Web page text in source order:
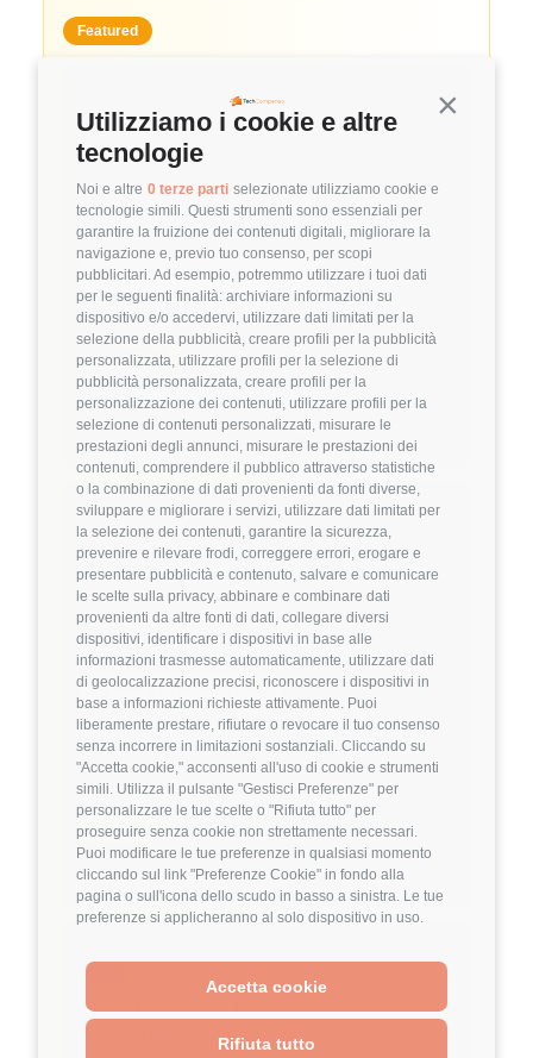
Continua
Utilizziamo i cookie e altre
tecnologie
Noi e altre 0 terze parti selezionate utilizziamo cookie e
tecnologie simili. Questi strumenti sono essenziali per
garantire la fruizione dei contenuti digitali, migliorare la
navigazione e, previo tuo consenso, per scopi
pubblicitari. Ad esempio, potremmo utilizzare i tuoi dati
per le seguenti finalità: archiviare informazioni su
dispositivo e/o accedervi, utilizzare dati limitati per la
selezione della pubblicità, creare profili per la pubblicità
personalizzata, utilizzare profili per la selezione di
pubblicità personalizzata, creare profili per la
personalizzazione dei contenuti, utilizzare profili per la
selezione di contenuti personalizzati, misurare le
prestazioni degli annunci, misurare le prestazioni dei
contenuti, comprendere il pubblico attraverso statistiche
o la combinazione di dati provenienti da fonti diverse,
sviluppare e migliorare i servizi, utilizzare dati limitati per
la selezione dei contenuti, garantire la sicurezza,
prevenire e rilevare frodi, correggere errori, erogare e
presentare pubblicità e contenuto, salvare e comunicare
le scelte sulla privacy, abbinare e combinare dati
provenienti da altre fonti di dati, collegare diversi
dispositivi, identificare i dispositivi in base alle
informazioni trasmesse automaticamente, utilizzare dati
di geolocalizzazione precisi, riconoscere i dispositivi in
base a informazioni richieste attivamente. Puoi
liberamente prestare, rifiutare o revocare il tuo consenso
senza incorrere in limitazioni sostanziali. Cliccando su
"Accetta cookie," acconsenti all'uso di cookie e strumenti
simili. Utilizza il pulsante "Gestisci Preferenze" per
personalizzare le tue scelte o "Rifiuta tutto" per
proseguire senza cookie non strettamente necessari.
Puoi modificare le tue preferenze in qualsiasi momento
cliccando sul link "Preferenze Cookie" in fondo alla
pagina o sull'icona dello scudo in basso a sinistra. Le tue
preferenze si applicheranno al solo dispositivo in uso.
Accetta cookie
Rifiuta tutto
Featured
System Administrator
3.8 FuffAnnuncio Score
💰 ~ 50.000€ - 60.000€ all'anno
📍 Milano 🏢 Ibrido💼 Middle/Senior
DevOps
Linux VMware
Dettagli ➡️
Hiring Partner
Product Engineer
🏢 Welyk x Callimacus.ai
4 FuffAnnuncio Score
💰 Fino a 85.000€ all'anno
📍 Milano🏢 On-Site (fase iniziale) poi Ibrido
💼 Middle/Senior
⚙️ Backend
TypeScript Node.js
Dettagli ➡️
Technical Account Manager